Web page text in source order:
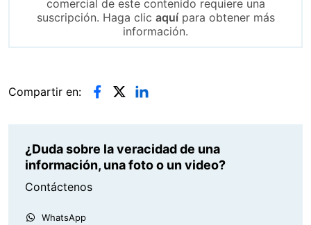
comercial de este contenido requiere una
suscripción. Haga clic aquípara obtener más
información.
Compartir en:
¿Duda sobre la veracidad de una
información, una foto o un video?
Contáctenos
WhatsApp